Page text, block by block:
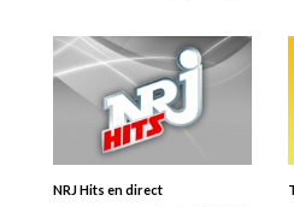
NRJ Hits en direct